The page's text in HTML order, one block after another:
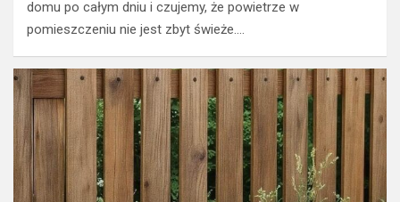
domu po całym dniu i czujemy, że powietrze w
pomieszczeniu nie jest zbyt świeże.…